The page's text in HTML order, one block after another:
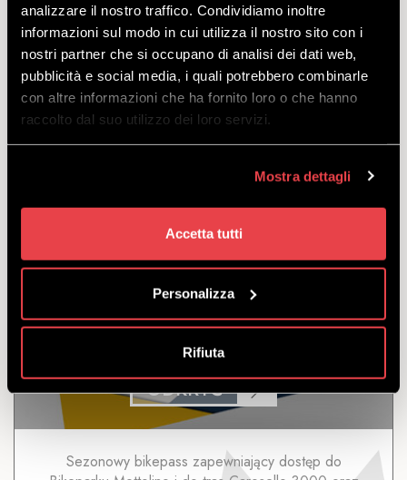
analizzare il nostro traffico. Condividiamo inoltre
informazioni sul modo in cui utilizza il nostro sito con i
nostri partner che si occupano di analisi dei dati web,
pubblicità e social media, i quali potrebbero combinarle
con altre informazioni che ha fornito loro o che hanno
raccolto dal suo utilizzo dei loro servizi.
Mostra dettagli
Accetta tutti
Personalizza
Rifiuta
ODKRYĆ
Dostęp do Bikeparku Mottolino i do tras Carosello
3000 oraz Sitas Livigno. Ważny przez 11 kolejne dni.
odejść
SEZONOWY LIVIGNO
ODKRYĆ
Sezonowy bikepass zapewniający dostęp do